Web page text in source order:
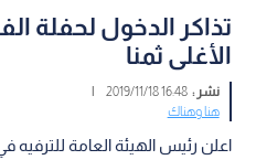
تذاكر الدخول لحفلة
الأغلى ثمنا
نشر :16:48 2019/11/18
|
هنا وهناك
اعلن رئيس الهيئة العامة للترفيه